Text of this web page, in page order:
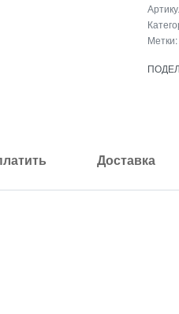
Метки:
Доставка